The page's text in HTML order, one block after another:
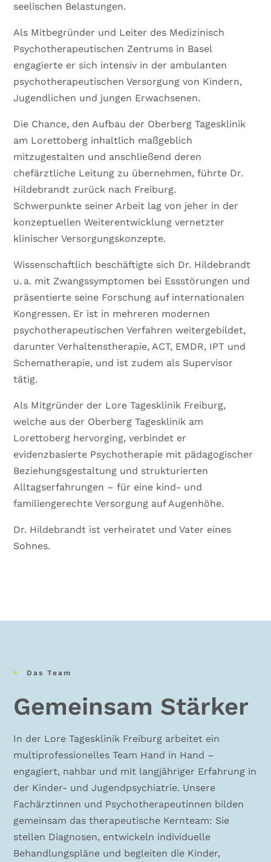
seelischen Belastungen.
Als Mitbegründer und Leiter des Medizinisch
Psychotherapeutischen Zentrums in Basel
engagierte er sich intensiv in der ambulanten
psychotherapeutischen Versorgung von Kindern,
Jugendlichen und jungen Erwachsenen.
Die Chance, den Aufbau der Oberberg Tagesklinik
am Lorettoberg inhaltlich maßgeblich
mitzugestalten und anschließend deren
chefärztliche Leitung zu übernehmen, führte Dr.
Hildebrandt zurück nach Freiburg.
Schwerpunkte seiner Arbeit lag von jeher in der
konzeptuellen Weiterentwicklung vernetzter
klinischer Versorgungskonzepte.
Wissenschaftlich beschäftigte sich Dr. Hildebrandt
u. a. mit Zwangssymptomen bei Essstörungen und
präsentierte seine Forschung auf internationalen
Kongressen. Er ist in mehreren modernen
psychotherapeutischen Verfahren weitergebildet,
darunter Verhaltenstherapie, ACT, EMDR, IPT und
Schematherapie, und ist zudem als Supervisor
tätig.
Als Mitgründer der Lore Tagesklinik Freiburg,
welche aus der Oberberg Tagesklinik am
Lorettoberg hervorging, verbindet er
evidenzbasierte Psychotherapie mit pädagogischer
Beziehungsgestaltung und strukturierten
Alltagserfahrungen – für eine kind- und
familiengerechte Versorgung auf Augenhöhe.
Dr. Hildebrandt ist verheiratet und Vater eines
Sohnes.
 Das Team
Gemeinsam Stärker
In der Lore Tagesklinik Freiburg arbeitet ein
multiprofessionelles Team Hand in Hand –
engagiert, nahbar und mit langjähriger Erfahrung in
der Kinder- und Jugendpsychiatrie. Unsere
Fachärztinnen und Psychotherapeutinnen bilden
gemeinsam das therapeutische Kernteam: Sie
stellen Diagnosen, entwickeln individuelle
Behandlungspläne und begleiten die Kinder,